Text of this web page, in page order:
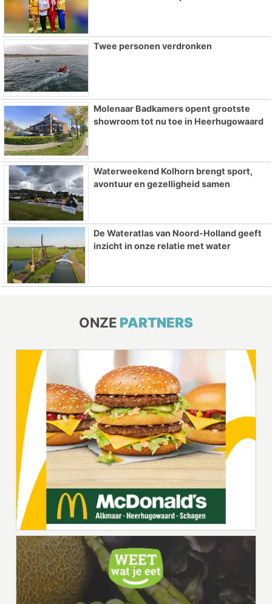
Twee personen verdronken
Molenaar Badkamers opent grootste
showroom tot nu toe in Heerhugowaard
Waterweekend Kolhorn brengt sport,
avontuur en gezelligheid samen
De Wateratlas van Noord-Holland geeft
inzicht in onze relatie met water
ONZE PARTNERS